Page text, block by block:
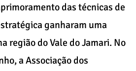
das técnicas de
ganharam uma
região do Vale do Jamari. No
a Associação dos